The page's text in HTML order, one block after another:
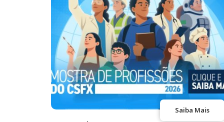
Saiba Mais